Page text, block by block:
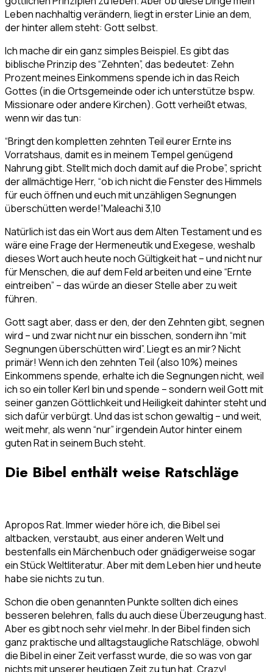
Leben nachhaltig verändern, liegt in erster Linie an dem,
der hinter allem steht: Gott selbst.
Ich mache dir ein ganz simples Beispiel. Es gibt das
biblische Prinzip des “Zehnten”, das bedeutet: Zehn
Prozent meines Einkommens spende ich in das Reich
Gottes (in die Ortsgemeinde oder ich unterstütze bspw.
Missionare oder andere Kirchen). Gott verheißt etwas,
wenn wir das tun:
“Bringt den kompletten zehnten Teil eurer Ernte ins
Vorratshaus, damit es in meinem Tempel genügend
Nahrung gibt. Stellt mich doch damit auf die Probe”, spricht
der allmächtige Herr, “ob ich nicht die Fenster des Himmels
für euch öffnen und euch mit unzähligen Segnungen
überschütten werde!”Maleachi 3,10
Natürlich ist das ein Wort aus dem Alten Testament und es
wäre eine Frage der Hermeneutik und Exegese, weshalb
dieses Wort auch heute noch Gültigkeit hat – und nicht nur
für Menschen, die auf dem Feld arbeiten und eine “Ernte
eintreiben” – das würde an dieser Stelle aber zu weit
führen.
Gott sagt aber, dass er den, der den Zehnten gibt, segnen
wird – und zwar nicht nur ein bisschen, sondern ihn “mit
Segnungen überschütten wird”. Liegt es an mir? Nicht
primär! Wenn ich den zehnten Teil (also 10%) meines
Einkommens spende, erhalte ich die Segnungen nicht, weil
ich so ein toller Kerl bin und spende – sondern weil Gott mit
seiner ganzen Göttlichkeit und Heiligkeit dahinter steht und
sich dafür verbürgt. Und das ist schon gewaltig – und weit,
weit mehr, als wenn “nur” irgendein Autor hinter einem
guten Rat in seinem Buch steht.
Die Bibel enthält weise Ratschläge
Apropos Rat. Immer wieder höre ich, die Bibel sei
altbacken, verstaubt, aus einer anderen Welt und
bestenfalls ein Märchenbuch oder gnädigerweise sogar
ein Stück Weltliteratur. Aber mit dem Leben hier und heute
habe sie nichts zu tun.
Schon die oben genannten Punkte sollten dich eines
besseren belehren, falls du auch diese Überzeugung hast.
Aber es gibt noch sehr viel mehr. In der Bibel finden sich
ganz praktische und alltagstaugliche Ratschläge, obwohl
die Bibel in einer Zeit verfasst wurde, die so was von gar
nichts mit unserer heutigen Zeit zu tun hat. Crazy!